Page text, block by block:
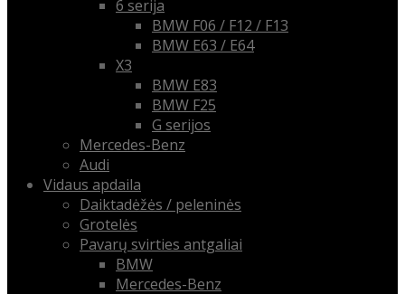
6 serija
BMW F06 / F12 / F13
BMW E63 / E64
X3
BMW E83
BMW F25
G serijos
Mercedes-Benz
Audi
Vidaus apdaila
Daiktadėžės / peleninės
Grotelės
Pavarų svirties antgaliai
BMW
Mercedes-Benz